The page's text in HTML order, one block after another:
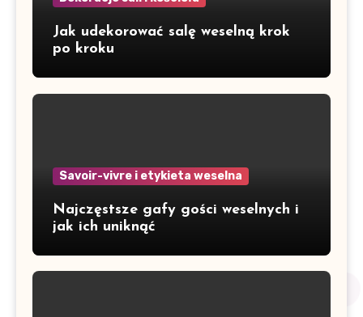
Jak udekorować salę weselną krok
po kroku
Savoir-vivre i etykieta weselna
Najczęstsze gafy gości weselnych i
jak ich uniknąć